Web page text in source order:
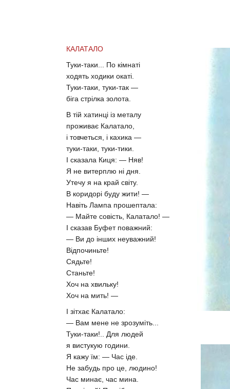
КАЛАТАЛО
Туки-таки... По кімнаті
ходять ходики окаті.
Туки-таки, туки-так —
біга стрілка золота.
В тій хатинці із металу
проживає Калатало,
і товчеться, і кахика —
туки-таки, туки-тики.
І сказала Киця: — Няв!
Я не витерплю ні дня.
Утечу я на край світу.
В коридорі буду жити! —
Навіть Лампа прошептала:
— Майте совість, Калатало! —
І сказав Буфет поважний:
— Ви до інших неуважний!
Відпочиньте!
Сядьте!
Станьте!
Хоч на хвильку!
Хоч на мить! —
І зітхає Калатало:
— Вам мене не зрозуміть...
Туки-таки!.. Для людей
я вистукую години.
Я кажу їм: — Час іде.
Не забудь про це, людино!
Час минає, час мина.